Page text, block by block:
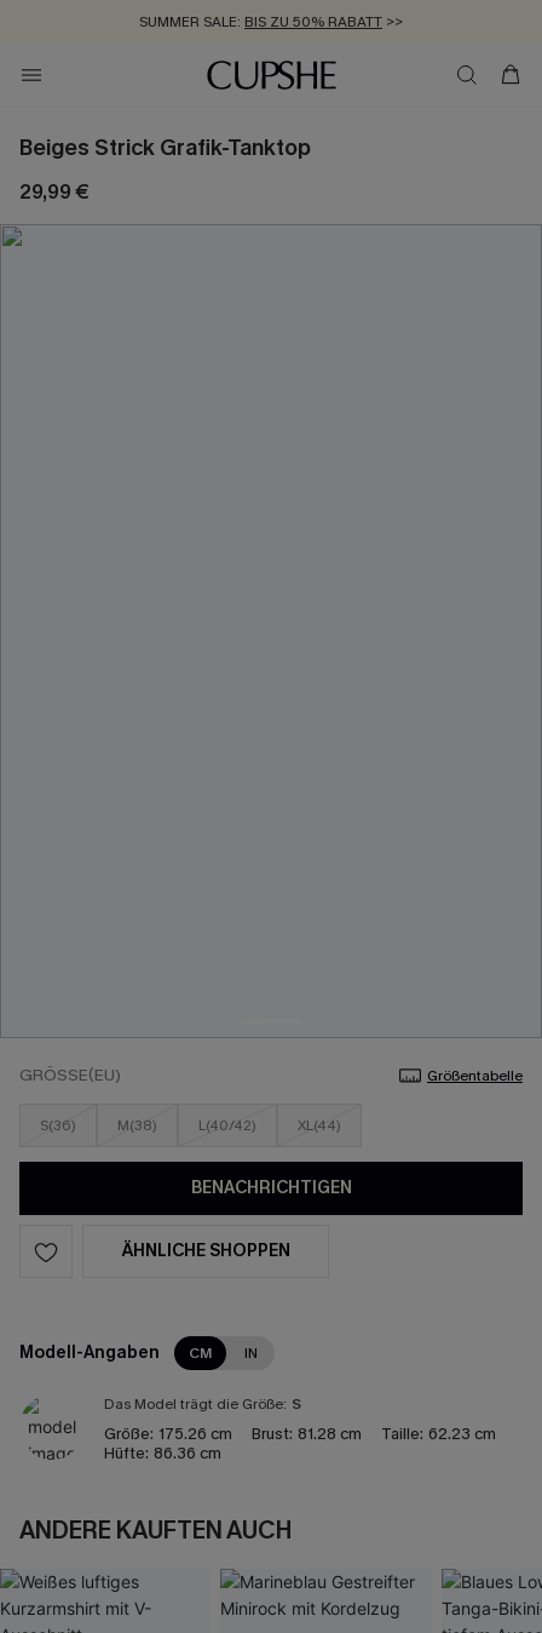
SUMMER SALE: BIS ZU 50% RABATT >>
ZUM NEWSLETTER:BIS ZU -20% EXTRA ERHALTEN
KOSTENLOSER VERSAND AB 89 €
Beiges Strick Grafik-Tanktop
29,99 €
GRÖSSE(EU) Größentabelle
S(36) M(38) L(40/42) XL(44)
BENACHRICHTIGEN
ÄHNLICHE SHOPPEN
Modell-Angaben CM IN
Das Model trägt die Größe: S
Größe: 175.26 cm Brust: 81.28 cm Taille: 62.23 cm
Hüfte: 86.36 cm
ANDERE KAUFTEN AUCH